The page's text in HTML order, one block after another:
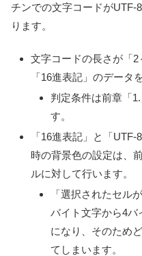
チンでの文字コードがUTF-
ります。
文字コードの長さが「
「16進表記」のデータ
判定条件は前章「
す。
「16進表記」と「
時の背景色の設定は、
ルに対して行います。
「選択されたセル
バイト文字から4バ
になり、そのため
てしまいます。